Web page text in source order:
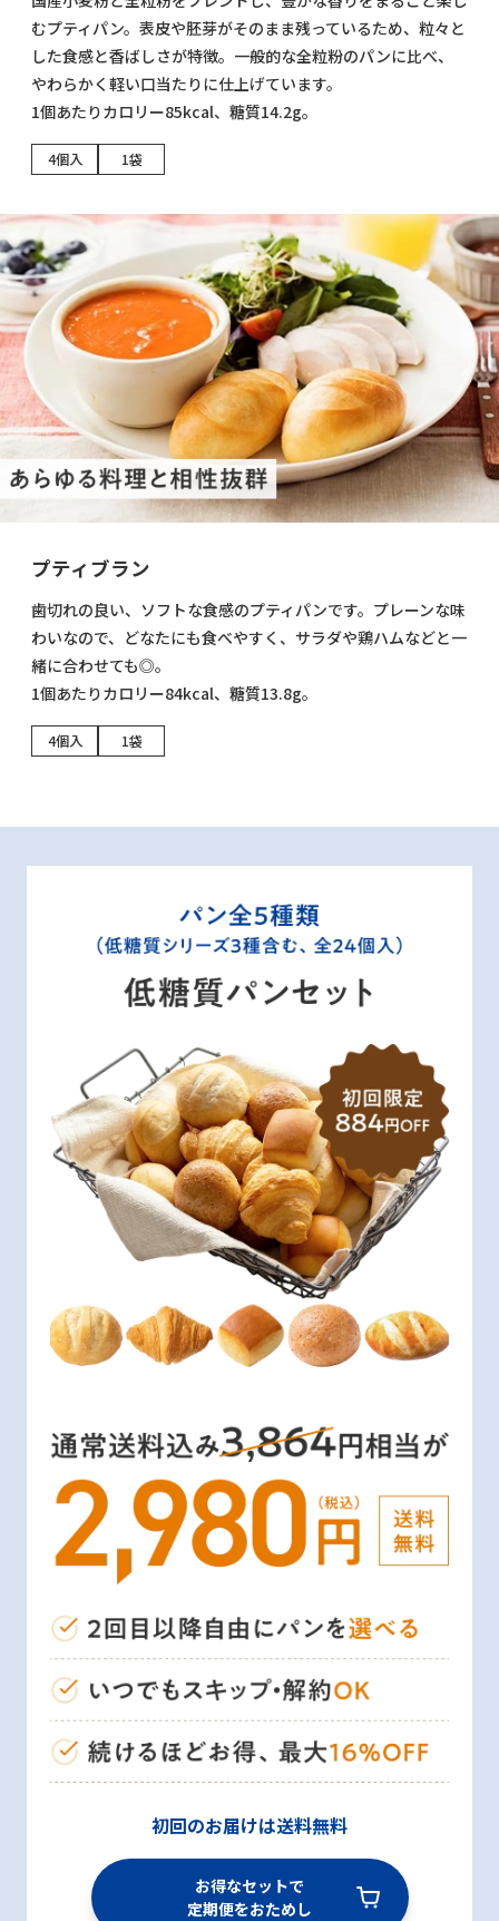
むプティパン。表皮や胚芽がそのまま残っているため、粒々と
した食感と香ばしさが特徴。一般的な全粒粉のパンに比べ、
やわらかく軽い口当たりに仕上げています。
1個あたりカロリー85kcal、糖質14.2g。
4個入 1袋
プティブラン
歯切れの良い、ソフトな食感のプティパンです。プレーンな味
わいなので、どなたにも食べやすく、サラダや鶏ハムなどと一
緒に合わせても◎。
1個あたりカロリー84kcal、糖質13.8g。
4個入 1袋
初回のお届けは送料無料
お得なセットで
定期便をおためし